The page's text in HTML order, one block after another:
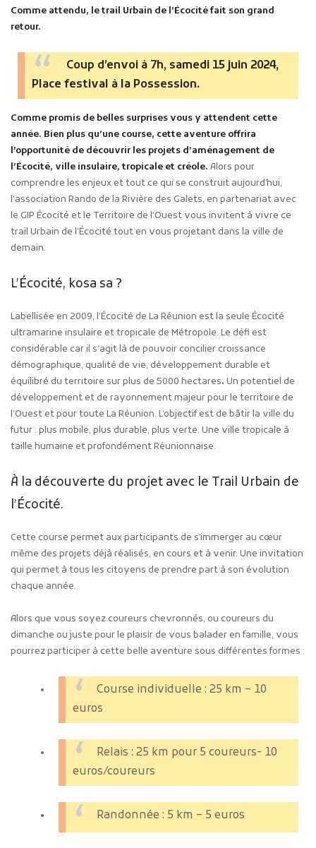
Comme attendu, le trail Urbain de l’Écocité fait son grand
retour.
Coup d’envoi à 7h, samedi 15 juin 2024,
Place festival à la Possession.
Comme promis de belles surprises vous y attendent cette
année. Bien plus qu’une course, cette aventure offrira
l’opportunité de découvrir les projets d’aménagement de
l’Écocité, ville insulaire, tropicale et créole. Alors pour
comprendre les enjeux et tout ce qui se construit aujourd’hui,
l’association Rando de la Rivière des Galets, en partenariat avec
le GIP Écocité et le Territoire de l’Ouest vous invitent à vivre ce
trail Urbain de l’Écocité tout en vous projetant dans la ville de
demain.
L’Écocité, kosa sa ?
Labellisée en 2009, l’Écocité de La Réunion est la seule Écocité
ultramarine insulaire et tropicale de Métropole. Le défi est
considérable car il s’agit là de pouvoir concilier croissance
démographique, qualité de vie, développement durable et
équilibré du territoire sur plus de 5000 hectares. Un potentiel de
développement et de rayonnement majeur pour le territoire de
l’Ouest et pour toute La Réunion. L’objectif est de bâtir la ville du
futur : plus mobile, plus durable, plus verte. Une ville tropicale à
taille humaine et profondément Réunionnaise.
À la découverte du projet avec le Trail Urbain de
l’Écocité.
Cette course permet aux participants de s’immerger au cœur
même des projets déjà réalisés, en cours et à venir. Une invitation
qui permet à tous les citoyens de prendre part à son évolution
chaque année.
Alors que vous soyez coureurs chevronnés, ou coureurs du
dimanche ou juste pour le plaisir de vous balader en famille, vous
pourrez participer à cette belle aventure sous différentes formes :
Course individuelle : 25 km – 10
euros
Relais : 25 km pour 5 coureurs- 10
euros/coureurs
Randonnée : 5 km – 5 euros